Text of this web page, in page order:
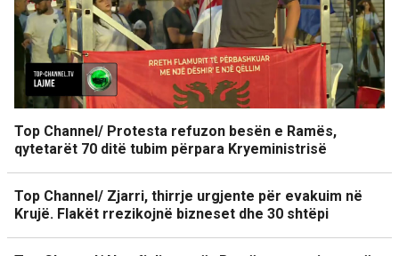
Top Channel/ Protesta refuzon besën e Ramës,
qytetarët 70 ditë tubim përpara Kryeministrisë
Top Channel/ Zjarri, thirrje urgjente për evakuim në
Krujë. Flakët rrezikojnë bizneset dhe 30 shtëpi